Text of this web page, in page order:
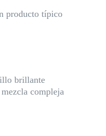
producto típico
brillante
compleja